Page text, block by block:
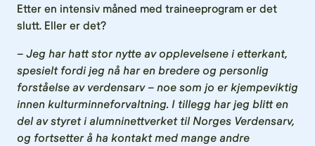
Etter en intensiv måned med traineeprogram er det
slutt. Eller er det?
– Jeg har hatt stor nytte av opplevelsene i etterkant,
spesielt fordi jeg nå har en bredere og personlig
forståelse av verdensarv – noe som jo er kjempeviktig
innen kulturminneforvaltning. I tillegg har jeg blitt en
del av styret i alumninettverket til Norges Verdensarv,
og fortsetter å ha kontakt med mange andre